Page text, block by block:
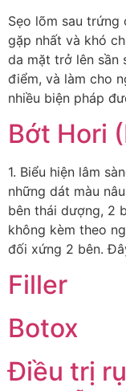
Sẹo lõm sau
gặp nhất và khó
da mặt trở lên sần
điểm, và làm cho
nhiều biện pháp
Bớt Hori
1. Biểu hiện lâm
những dát màu
bên thái dượng, 2
không kèm theo
đối xứng 2 bên.
Filler
Botox
Điều trị